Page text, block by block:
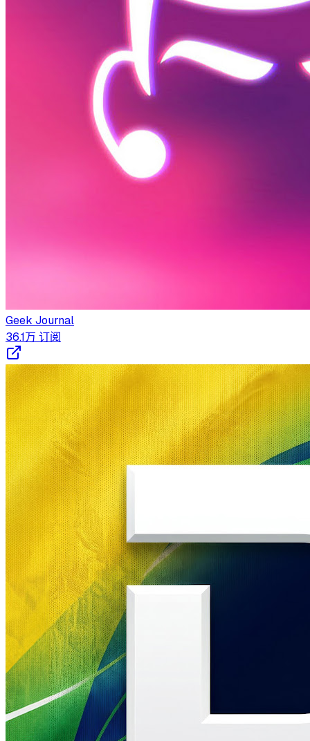
Geek Journal
36.1万 订阅